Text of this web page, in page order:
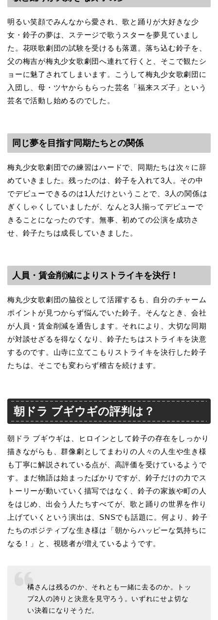
明るい笑顔でみんなから愛され、歌と踊りが大好きな少
女・鈴子の夢は、ステージで歌うスターを夢見ていまし
た。花咲歌劇団の試験を受けるも落選。落ち込む鈴子を、
父の梅吉が梅丸少女歌劇団へ連れて行くと、そこで観たシ
ョーに魅了されてしまいます。こうして梅丸少女歌劇団に
入団し、母・ツヤからもらった芸名「福来スズ子」という
芸名で活動し始めるのでした。
同じ夢を目指す同期たちとの関係
梅丸少女歌劇団での練習はハードで、同期たちは次々に辞
めていきました。残ったのは、鈴子を入れて3人。その中
でデビューできるのは1人だけということで、3人の関係は
ぎくしゃくしていましたが、なんと3人揃ってデビューで
きることになったのです。無事、初めての公演を成功さ
せ、鈴子たちは成長していきました。
人員・賃金削減によりストライキを決行！
梅丸少女歌劇団の脇役として活躍するも、自分のチャーム
ポイントが見つからず悩んでいた鈴子。そんなとき、会社
が人員・賃金削減を通告します。それにより、大切な同期
が対談せざるを得なくなり、鈴子たちはストライキを決意
するのです。山寺に立てこもりストライキを決行した鈴子
たちは、そこでも変わらず稽古を続けます。
朝ドラ ブギウギの評判は？
朝ドラ ブギウギは、ヒロインとして鈴子の存在をしっかり
描きながらも、群像劇としてまわりの人々の人生や生き様
も丁寧に解説されている点が、高評価を受けているようで
す。まだ物語は始まったばかりですが、鈴子だけの力でス
トーリーが動いていく描写ではなく、鈴子の家族や町の人
をはじめ、出会う人たちすべてが、歌と踊りの世界を作り
上げていくという演出は、SNSでも話題に。何より、鈴子
たちのポジティブな生き様は「朝からハッピーな気持ちに
なる！」と、視聴者が増えているようです。
橘さんは残るのか、それとも一緒に去るのか。トッ
プ2人の誇りと決意を見守ろう。いずれにせよ切な
い決着になりそうだ。